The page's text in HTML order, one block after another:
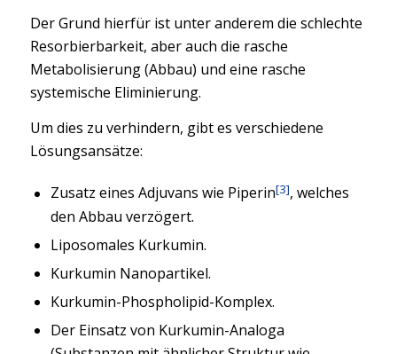
Der Grund hierfür ist unter anderem die schlechte
Resorbierbarkeit, aber auch die rasche
Metabolisierung (Abbau) und eine rasche
systemische Eliminierung.
Um dies zu verhindern, gibt es verschiedene
Lösungsansätze:
Zusatz eines Adjuvans wie Piperin[3], welches
den Abbau verzögert.
Liposomales Kurkumin.
Kurkumin Nanopartikel.
Kurkumin-Phospholipid-Komplex.
Der Einsatz von Kurkumin-Analoga